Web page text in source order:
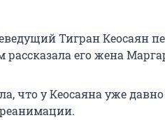
Тигран Кеосаян
рассказала его жена
что у Кеосаяна уже